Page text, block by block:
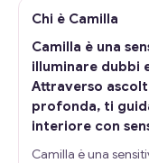
Chi è Camilla
Camilla è una
illuminare dubbi
Attraverso
profonda, ti
interiore con
Camilla è una